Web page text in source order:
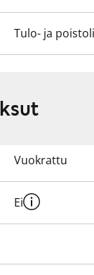
Tulo- ja
Vuokrattu
Ei